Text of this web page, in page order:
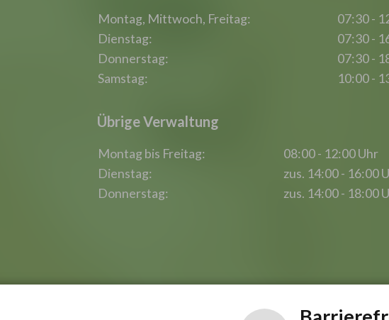
Montag, Mittwoch, Freitag:
Dienstag:
Donnerstag:
Samstag:
07:30 -
07:30 -
07:30 -
10:00 -
Übrige Verwaltung
Montag bis Freitag:
Dienstag:
Donnerstag:
08:00 - 12:00 Uhr
zus. 14:00 - 16:00
zus. 14:00 - 18:00